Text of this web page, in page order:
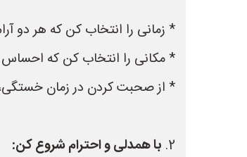
* زمانی را انتخاب کن که هر دو
* مکانی را انتخاب کن که احساس
* از صحبت کردن در زمان
2. با همدلی و احترام شروع کن: